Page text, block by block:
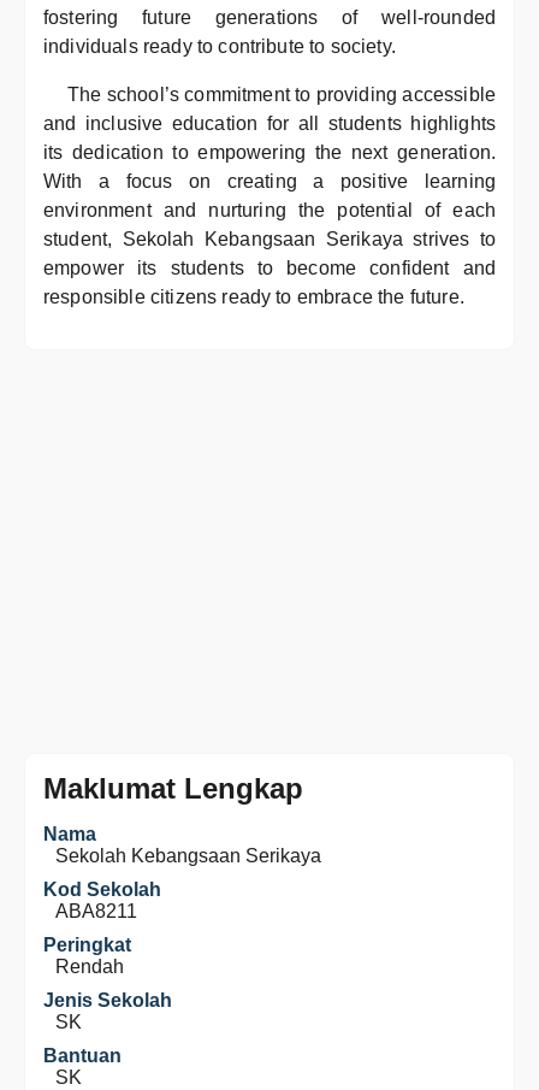
fostering future generations of well-rounded
individuals ready to contribute to society.
The school’s commitment to providing accessible
and inclusive education for all students highlights
its dedication to empowering the next generation.
With a focus on creating a positive learning
environment and nurturing the potential of each
student, Sekolah Kebangsaan Serikaya strives to
empower its students to become confident and
responsible citizens ready to embrace the future.
Maklumat Lengkap
Nama
Sekolah Kebangsaan Serikaya
Kod Sekolah
ABA8211
Peringkat
Rendah
Jenis Sekolah
SK
Bantuan
SK